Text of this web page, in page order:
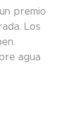
premio
Los
agua